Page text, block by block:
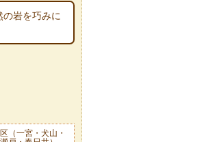
岩を巧みに
（一宮・犬山・